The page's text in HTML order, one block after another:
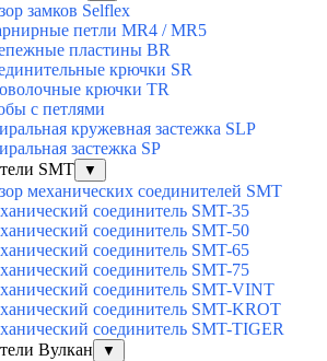
замков Selflex
петли MR4 / MR5
пластины BR
крючки SR
крючки TR
с петлями
кружевная застежка SLP
застежка SP
SMT
▼
механических соединителей SMT
соединитель SMT-35
соединитель SMT-50
соединитель SMT-65
соединитель SMT-75
соединитель SMT-VINT
соединитель SMT-KROT
соединитель SMT-TIGER
Вулкан
▼